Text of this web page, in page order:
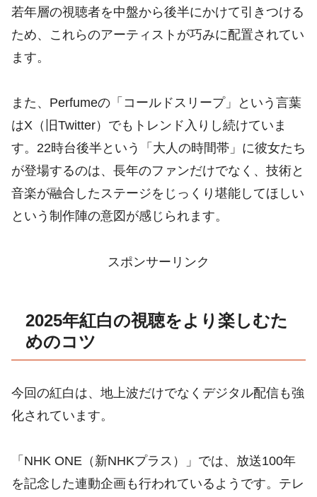
若年層の視聴者を中盤から後半にかけて引きつける
ため、これらのアーティストが巧みに配置されてい
ます。
また、Perfumeの「コールドスリープ」という言葉
はX（旧Twitter）でもトレンド入りし続けていま
す。22時台後半という「大人の時間帯」に彼女たち
が登場するのは、長年のファンだけでなく、技術と
音楽が融合したステージをじっくり堪能してほしい
という制作陣の意図が感じられます。
スポンサーリンク
2025年紅白の視聴をより楽しむた
めのコツ
今回の紅白は、地上波だけでなくデジタル配信も強
化されています。
「NHK ONE（新NHKプラス）」では、放送100年
を記念した連動企画も行われているようです。テレ